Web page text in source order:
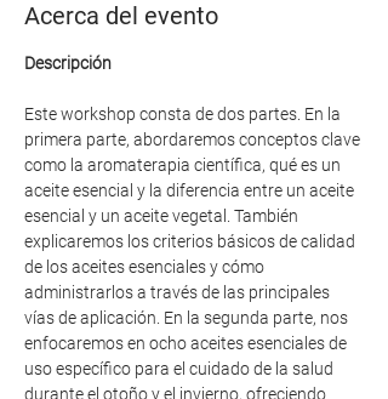
Acerca del evento
Descripción
Este workshop consta de dos partes. En la
primera parte, abordaremos conceptos clave
como la aromaterapia científica, qué es un
aceite esencial y la diferencia entre un aceite
esencial y un aceite vegetal. También
explicaremos los criterios básicos de calidad
de los aceites esenciales y cómo
administrarlos a través de las principales
vías de aplicación. En la segunda parte, nos
enfocaremos en ocho aceites esenciales de
uso específico para el cuidado de la salud
durante el otoño y el invierno, ofreciendo